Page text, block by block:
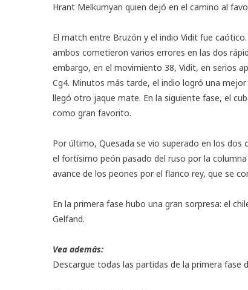
Hrant Melkumyan quien dejó en el camino al
El match entre Bruzón y el indio Vidit fue
ambos cometieron varios errores en las dos
embargo, en el movimiento 38, Vidit, en serios
Cg4. Minutos más tarde, el indio logró una
llegó otro jaque mate. En la siguiente fase, el
como gran favorito.
Por último, Quesada se vio superado en los dos
el fortísimo peón pasado del ruso por la
avance de los peones por el flanco rey, que se
En la primera fase hubo una gran sorpresa: el
Gelfand.
Vea además:
Descargue todas las partidas de la primera fase